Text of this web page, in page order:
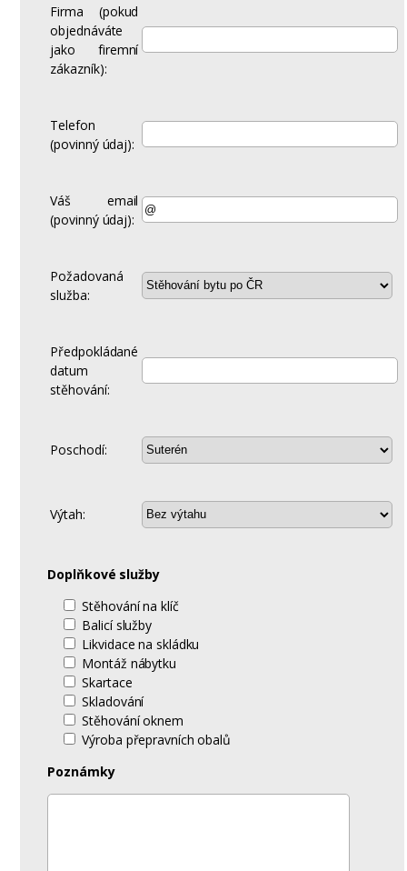
Firma (pokud
objednáváte
jako firemní
zákazník):
Telefon
(povinný údaj):
Váš email
(povinný údaj):
Požadovaná
služba:
Předpokládané
datum
stěhování:
Poschodí:
Výtah:
Doplňkové služby
Stěhování na klíč
Balicí služby
Likvidace na skládku
Montáž nábytku
Skartace
Skladování
Stěhování oknem
Výroba přepravních obalů
Poznámky